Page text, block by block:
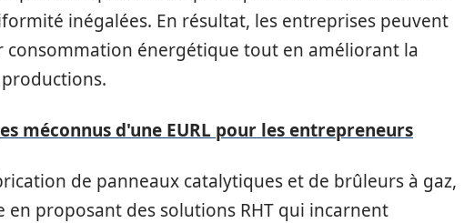
inégalées. En résultat, les entreprises peuvent
énergétique tout en améliorant la
méconnus d'une EURL pour les entrepreneurs
de panneaux catalytiques et de brûleurs à gaz,
en proposant des solutions RHT qui incarnent